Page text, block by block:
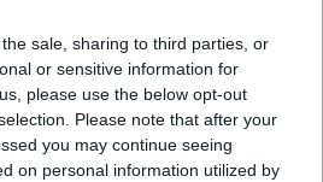
sale, sharing to third parties, or
or sensitive information for
please use the below opt-out
Please note that after your
you may continue seeing
on personal information utilized by